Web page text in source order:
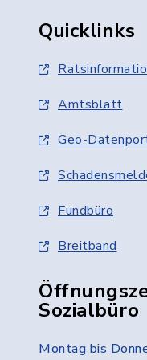
Quicklinks
Amtsblatt
Geo-
Fundbüro
Breitband
Sozialbüro
Montag bis